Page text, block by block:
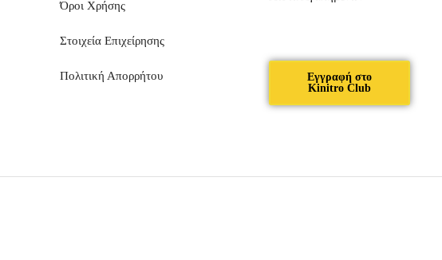
Όροι Χρήσης
Στοιχεία Επιχείρησης
Πολιτική Απορρήτου
Εγγραφή στο
Kinitro Club